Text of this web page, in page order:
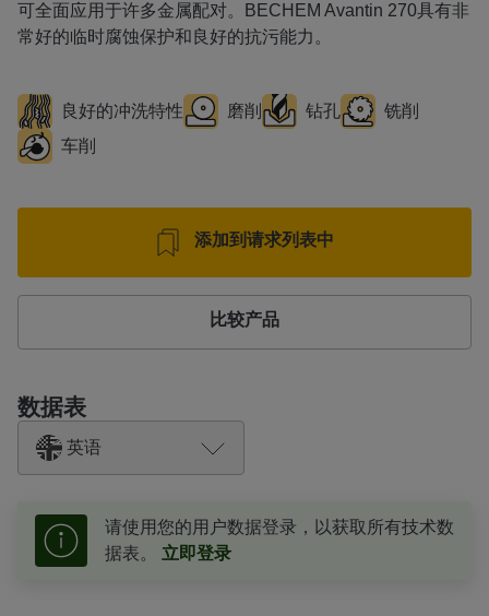
可全面应用于许多金属配对。BECHEM Avantin 270具有非
常好的临时腐蚀保护和良好的抗污能力。
良好的冲洗特性 磨削 钻孔
铣削
车削
添加到请求列表中
比较产品
数据表
英语
请使用您的用户数据登录，以获取所有技术数
据表。 立即登录